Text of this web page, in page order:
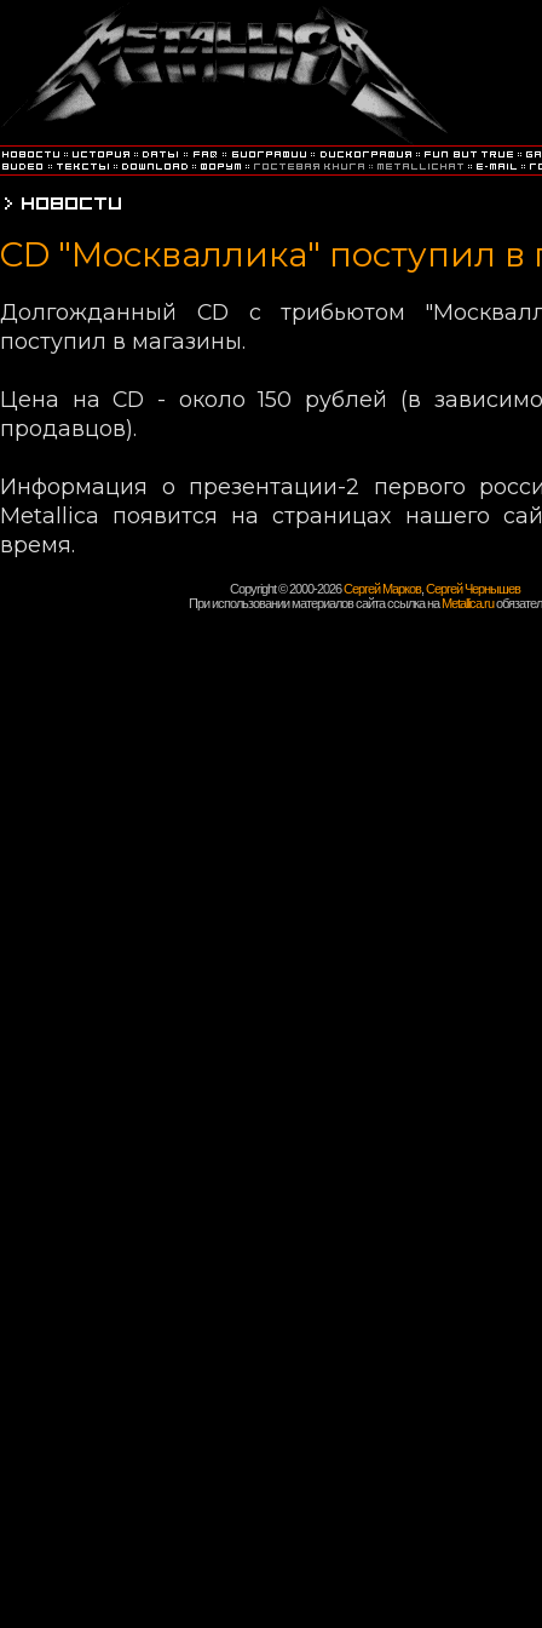
CD "Москваллика" поступил
Долгожданный CD с трибьютом
поступил в магазины.
Цена на CD - около 150 рублей (в
продавцов).
Информация о презентации-2 первого
Metallica появится на страницах нашего
время.
Copyright © 2000-2026Сергей Марков, Сергей Чернышев
При использовании материалов сайта ссылка наMetallica.ru